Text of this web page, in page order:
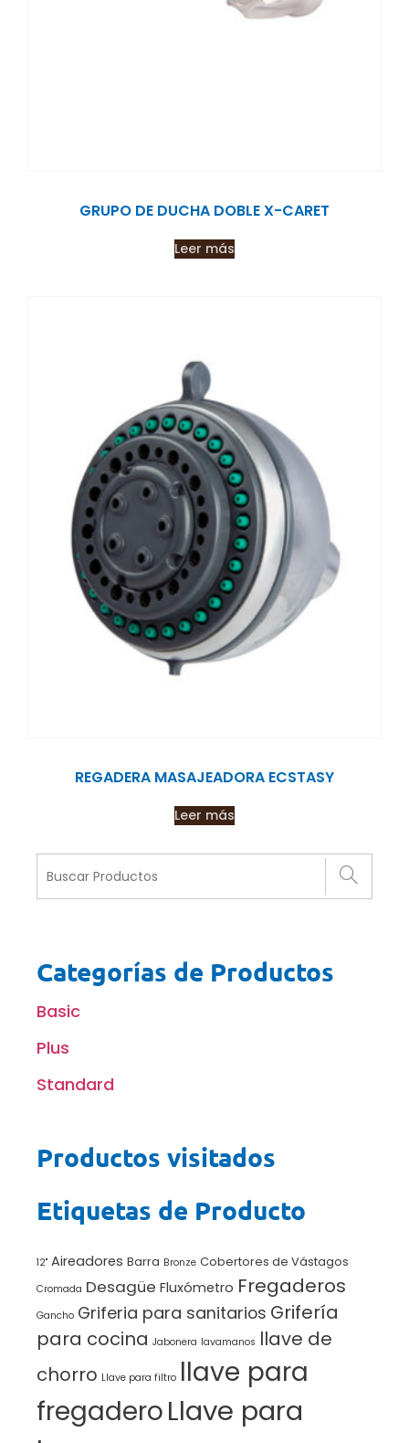
GRUPO DE DUCHA DOBLE X-CARET
Leer más
REGADERA MASAJEADORA ECSTASY
Leer más
Categorías de Productos
Basic
Plus
Standard
Productos visitados
Etiquetas de Producto
12" Aireadores Barra Bronze Cobertores de Vástagos
Cromada Desagüe Fluxómetro Fregaderos
Gancho Griferia para sanitarios Grifería
para cocina Jabonera lavamanos llave de
chorro Llave para filtro llave para
fregaderoLlave para